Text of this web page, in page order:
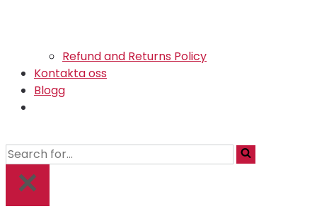
Refund and Returns Policy
Kontakta oss
Blogg